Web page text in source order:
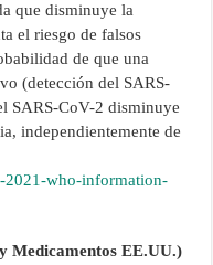
que disminuye la
el riesgo de falsos
de que una
(detección del SARS-
SARS-CoV-2 disminuye
independientemente de
2021-who-information-
Medicamentos EE.UU.)